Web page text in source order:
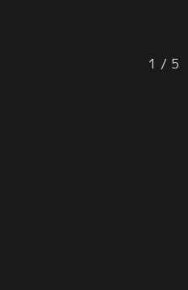
人バスツアー」 街中で即興クイズを
作る“知の巨人”シリーズ 今回はお馴
1